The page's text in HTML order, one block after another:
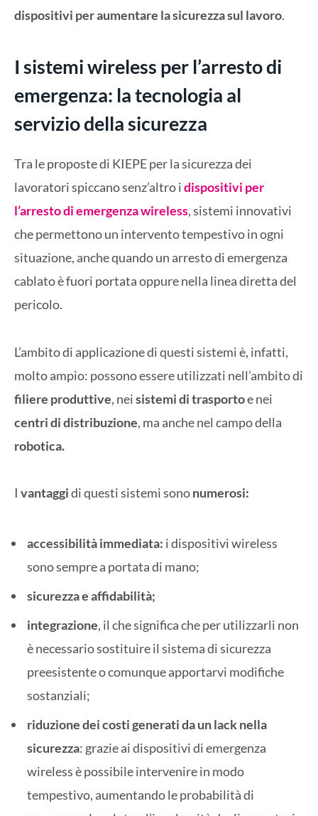
dispositivi per aumentare la sicurezza sul lavoro.
I sistemi wireless per l’arresto di
emergenza: la tecnologia al
servizio della sicurezza
Tra le proposte di KIEPE per la sicurezza dei
lavoratori spiccano senz’altro idispositivi per
l’arresto di emergenza wireless, sistemi innovativi
che permettono un intervento tempestivo in ogni
situazione, anche quando un arresto di emergenza
cablato è fuori portata oppure nella linea diretta del
pericolo.
L’ambito di applicazione di questi sistemi è, infatti,
molto ampio: possono essere utilizzati nell’ambito di
filiere produttive, neisistemi di trasportoe nei
centri di distribuzione, ma anche nel campo della
robotica.
I vantaggidi questi sistemi sononumerosi:
accessibilità immediata: i dispositivi wireless
sono sempre a portata di mano;
sicurezza e affidabilità;
integrazione, il che significa che per utilizzarli non
è necessario sostituire il sistema di sicurezza
preesistente o comunque apportarvi modifiche
sostanziali;
riduzione dei costi generati da un lack nella
sicurezza: grazie ai dispositivi di emergenza
wireless è possibile intervenire in modo
tempestivo, aumentando le probabilità di